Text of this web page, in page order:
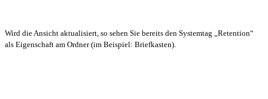
Wird die Ansicht aktualisiert, so sehen Sie bereits den Systemtag „Retention“
als Eigenschaft am Ordner (im Beispiel: Briefkasten).